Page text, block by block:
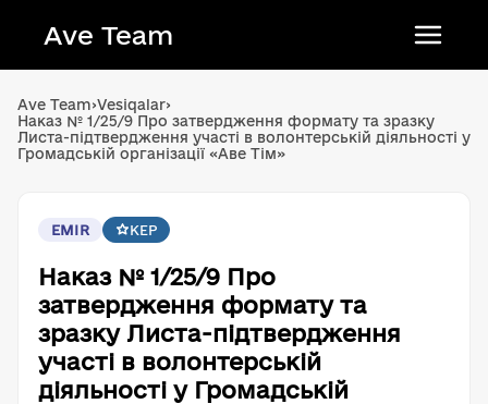
Ave Team
Qırımtatar tili
Ave Team›Vesiqalar›
Наказ № 1/25/9 Про затвердження формату та зразку
Листа-підтвердження участі в волонтерській діяльності у
Громадській організації «Аве Тім»
EMIR KEP
Наказ № 1/25/9 Про
затвердження формату та
зразку Листа-підтвердження
участі в волонтерській
діяльності у Громадській